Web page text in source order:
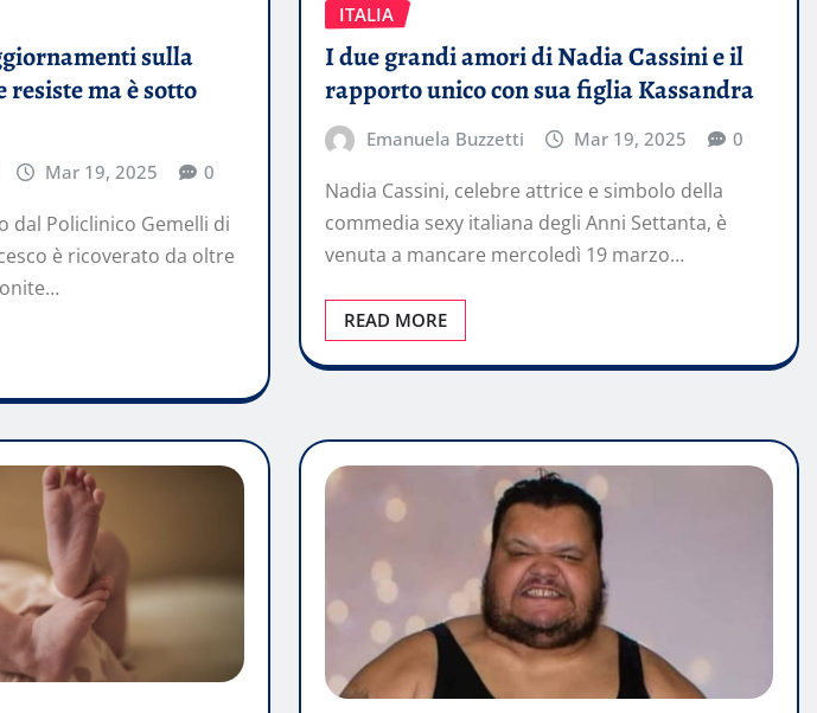
sulla
ma è sotto
Mar 19, 2025 0
dal Policlinico Gemelli di
è ricoverato da oltre
ITALIA
I due grandi amori di Nadia Cassini e il
rapporto unico con sua figlia Kassandra
Emanuela Buzzetti Mar 19, 2025 0
Nadia Cassini, celebre attrice e simbolo della
commedia sexy italiana degli Anni Settanta, è
venuta a mancare mercoledì 19 marzo…
READ MORE